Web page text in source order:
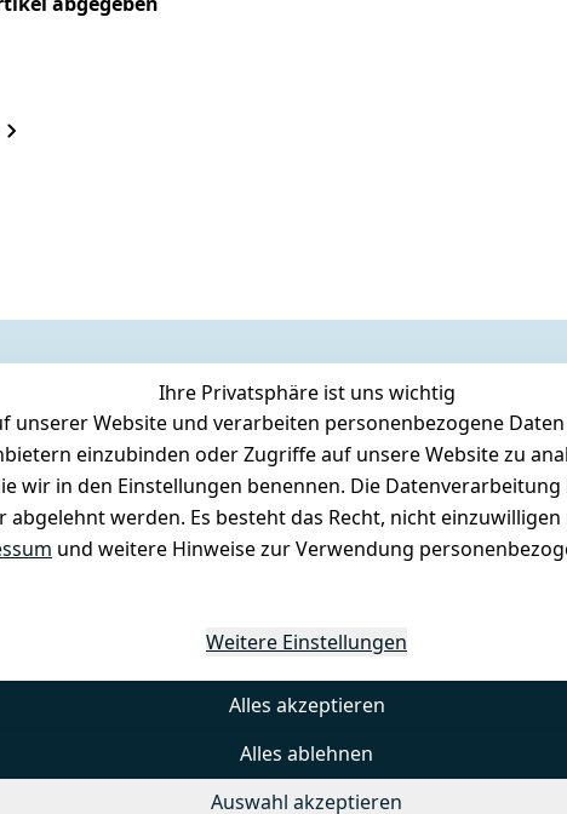
Ihre Privatsphäre ist uns wichtig
Website und verarbeiten personenbezogene
einzubinden oder Zugriffe auf unsere Website zu
wir in den Einstellungen benennen. Die
werden. Es besteht das Recht, nicht
und weitere Hinweise zur Verwendung
Weitere Einstellungen
Alles akzeptieren
Alles ablehnen
Auswahl akzeptieren
© Mambocat 2025